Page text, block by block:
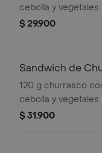
cebolla y
horneado.
$ 29.900
Sandwich de
Parrillla
120 g churrasco
cebolla y
horneado.
$ 31.900